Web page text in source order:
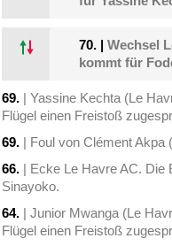
70. |Wechsel
kommt für
69. | Yassine Kechta (Le
Flügel einen Freistoß
69. | Foul von Clément Akpa
66. | Ecke Le Havre AC. Die
Sinayoko.
64. | Junior Mwanga (Le
Flügel einen Freistoß